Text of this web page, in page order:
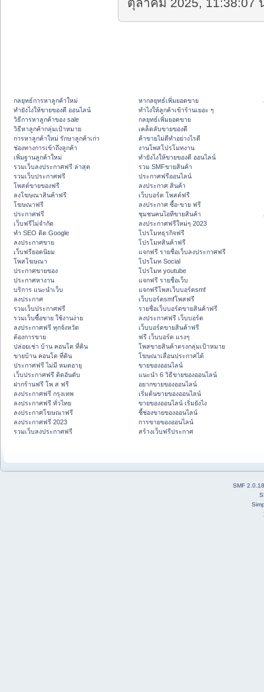
ตุลาคม 2025, 11:38:07
กลยุทธ์การหาลูกค้าใหม่
ทํายังไงให้ขายของดี ออนไลน์
วิธีการหาลูกค้าของ sale
วิธีหาลูกค้ากลุ่มเป้าหมาย
การหาลูกค้าใหม่ รักษาลูกค้าเก่า
ช่องทางการเข้าถึงลูกค้า
เพิ่มฐานลูกค้าใหม่
รวมเว็บลงประกาศฟรี ล่าสุด
รวมเว็บประกาศฟรี
โพสต์ขายของฟรี
ลงโฆษณาสินค้าฟรี
โฆษณาฟรี
ประกาศฟรี
เว็บฟรีไม่จำกัด
ทำ SEO ติด Google
ลงประกาศขาย
เว็บฟรียอดนิยม
โพสโฆษณา
ประกาศขายของ
ประกาศหางาน
บริการ แนะนำเว็บ
ลงประกาศ
รวมเว็บประกาศฟรี
รวมเว็บซื้อขาย ใช้งานง่าย
ลงประกาศฟรี ทุกจังหวัด
ต้องการขาย
ปล่อยเช่า บ้าน คอนโด ที่ดิน
ขายบ้าน คอนโด ที่ดิน
ประกาศฟรี ไม่มี หมดอายุ
เว็บประกาศฟรี ติดอันดับ
ฝากร้านฟรี โพ ส ฟรี
ลงประกาศฟรี กรุงเทพ
ลงประกาศฟรี ทั่วไทย
ลงประกาศโฆษณาฟรี
ลงประกาศฟรี 2023
รวมเว็บลงประกาศฟรี
หากลยุทธ์เพิ่มยอดขาย
ทําไงให้ลูกค้าเข้าร้านเยอะ ๆ
กลยุทธ์เพิ่มยอดขาย
เคล็ดลับขายของดี
ค้าขายไม่ดีทำอย่างไรดี
งานโพสโปรโมทงาน
ทํายังไงให้ขายของดี ออนไลน์
รวม SMFขายสินค้า
ประกาศฟรีออนไลน์
ลงประกาศ สินค้า
เว็บบอร์ด โพสต์ฟรี
ลงประกาศ ซื้อ-ขาย ฟรี
ชุมชนคนไอทีขายสินค้า
ลงประกาศฟรีใหม่ๆ 2023
โปรโมทธุรกิจฟรี
โปรโมทสินค้าฟรี
แจกฟรี รายชื่อเว็บลงประกาศฟรี
โปรโมท Social
โปรโมท youtube
แจกฟรี รายชื่อเว็บ
แจกฟรีโพสเว็บบอร์ดsmf
เว็บบอร์ดsmfโพสฟรี
รายชื่อเว็บบอร์ดขายสินค้าฟรี
ลงประกาศฟรี เว็บบอร์ด
เว็บบอร์ดขายสินค้าฟรี
ฟรี เว็บบอร์ด แรงๆ
โพสขายสินค้าตรงกลุ่มเป้าหมาย
โฆษณาเลื่อนประกาศได้
ขายของออนไลน์
แนะนำ 6 วิธีขายของออนไลน์
อยากขายของออนไลน์
เริ่มต้นขายของออนไลน์
ขายของออนไลน์ เริ่มยังไง
ชี้ช่องขายของออนไลน์
การขายของออนไลน์
สร้างเว็บฟรีประกาศ
SMF 2.0.18